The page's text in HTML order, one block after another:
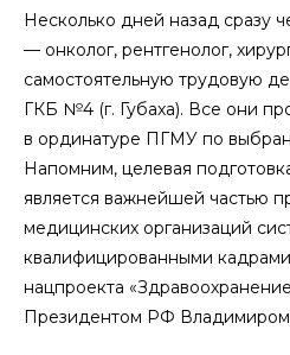
Несколько дней назад сразу
— онколог, рентгенолог,
самостоятельную трудовую
ГКБ №4 (г. Губаха). Все они
в ординатуре ПГМУ по
Напомним, целевая
является важнейшей частью
медицинских организаций
квалифицированными
нацпроекта
Президентом РФ